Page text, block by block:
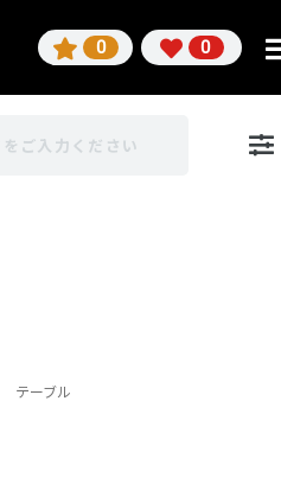
0 0
テーブル